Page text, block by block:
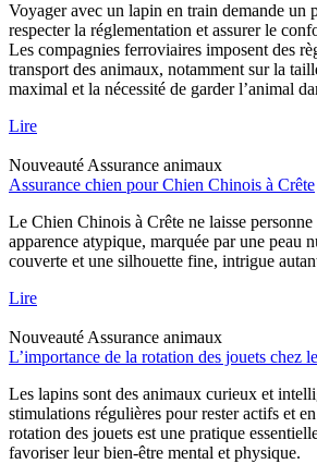
Voyager avec un lapin en train demande un
respecter la réglementation et assurer le
Les compagnies ferroviaires imposent des
transport des animaux, notamment sur la
maximal et la nécessité de garder l’animal
Lire
NouveautéAssurance animaux
Assurance chien pour Chien Chinois à Crête
Le Chien Chinois à Crête ne laisse
apparence atypique, marquée par une peau
couverte et une silhouette fine, intrigue
Lire
NouveautéAssurance animaux
L’importance de la rotation des jouets chez
Les lapins sont des animaux curieux et
stimulations régulières pour rester actifs et
rotation des jouets est une pratique
favoriser leur bien-être mental et physique.